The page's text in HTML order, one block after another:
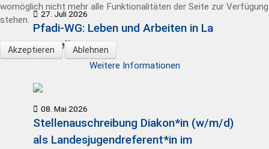
27. Juli 2026
Pfadi-WG: Leben und Arbeiten in La
Vancelle
08. Mai 2026
Stellenauschreibung Diakon*in (w/m/d)
als Landesjugendreferent*in im
womöglich nicht mehr alle Funktionalitäten der Seite zur Verfügung
stehen.
Akzeptieren Ablehnen
Weitere Informationen